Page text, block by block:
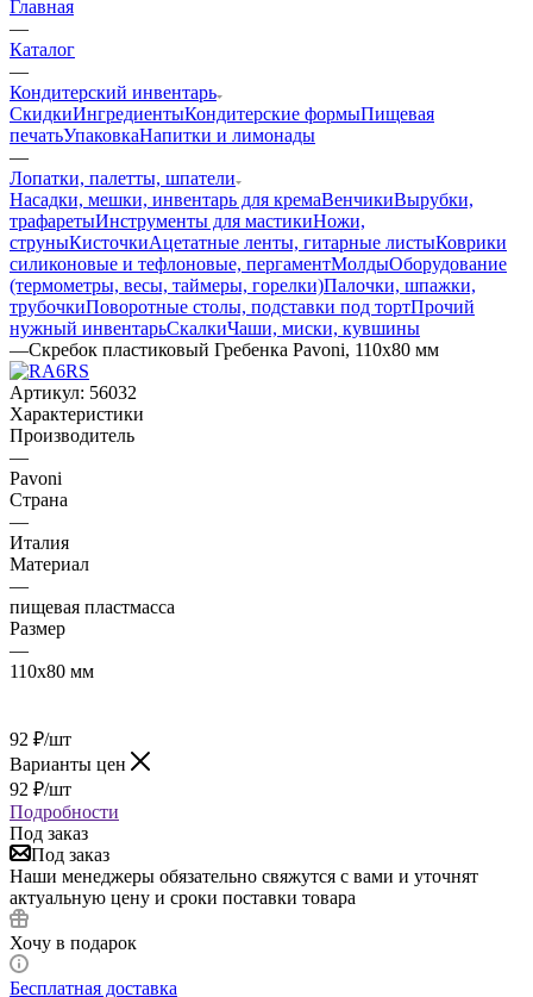
Главная
—
Каталог
—
Кондитерский инвентарь
СкидкиИнгредиентыКондитерские формыПищевая
печатьУпаковкаНапитки и лимонады
—
Лопатки, палетты, шпатели
Насадки, мешки, инвентарь для кремаВенчикиВырубки,
трафаретыИнструменты для мастикиНожи,
струныКисточкиАцетатные ленты, гитарные листыКоврики
силиконовые и тефлоновые, пергаментМолдыОборудование
(термометры, весы, таймеры, горелки)Палочки, шпажки,
трубочкиПоворотные столы, подставки под тортПрочий
нужный инвентарьСкалкиЧаши, миски, кувшины
—Скребок пластиковый Гребенка Pavoni, 110х80 мм
Артикул: 56032
Характеристики
Производитель
—
Pavoni
Страна
—
Италия
Материал
—
пищевая пластмасса
Размер
—
110х80 мм
92 ₽/шт
Варианты цен
92 ₽/шт
Подробности
Под заказ
Под заказ
Наши менеджеры обязательно свяжутся с вами и уточнят
актуальную цену и сроки поставки товара
Хочу в подарок
Бесплатная доставка